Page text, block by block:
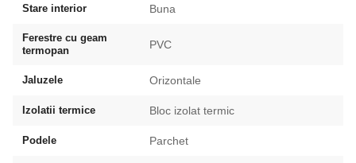
Stare interior Buna
Ferestre cu geam
termopan
PVC
Jaluzele Orizontale
Izolatii termice Bloc izolat termic
Podele Parchet